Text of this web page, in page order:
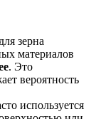
зерна
материалов
. Это
вероятность
используется